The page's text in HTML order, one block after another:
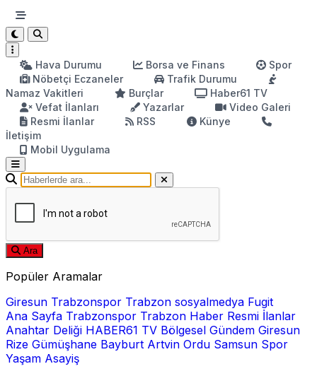
Hava Durumu Borsa ve Finans
Spor
Nöbetçi Eczaneler
Trafik Durumu
Namaz Vakitleri
Burçlar
Haber61 TV
Vefat İlanları
Yazarlar
Video Galeri
Resmi İlanlar
RSS
Künye
İletişim
Mobil Uygulama
Ara
Popüler Aramalar
Giresun Trabzonspor Trabzon sosyalmedya Fugit
Ana Sayfa Trabzonspor Trabzon Haber Resmi İlanlar
Anahtar Deliği HABER61 TV Bölgesel Gündem Giresun
Rize Gümüşhane Bayburt Artvin Ordu Samsun Spor
Yaşam Asayiş